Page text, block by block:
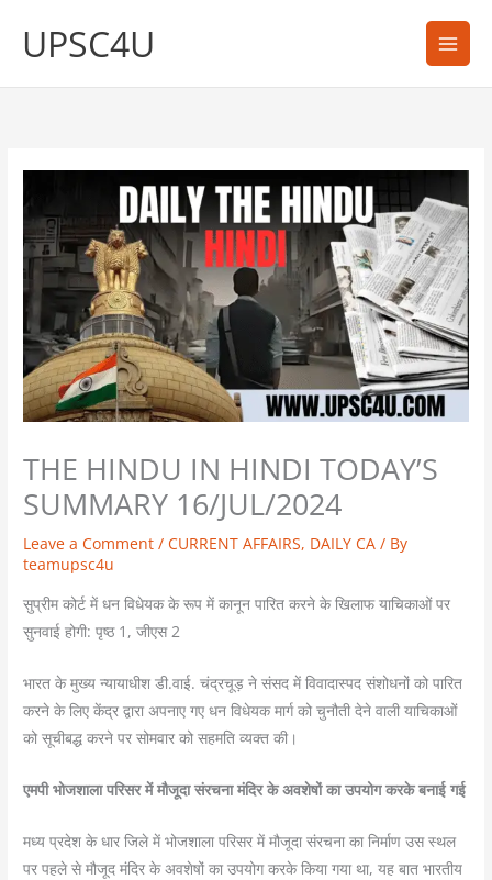
UPSC4U
THE HINDU IN HINDI TODAY’S
SUMMARY 16/JUL/2024
Leave a Comment /CURRENT AFFAIRS, DAILY CA / By
teamupsc4u
सुप्रीम कोर्ट में धन विधेयक के रूप में कानून पारित करने के खिलाफ याचिकाओं पर
सुनवाई होगी: पृष्ठ 1, जीएस 2
भारत के मुख्य न्यायाधीश डी.वाई. चंद्रचूड़ ने संसद में विवादास्पद संशोधनों को पारित
करने के लिए केंद्र द्वारा अपनाए गए धन विधेयक मार्ग को चुनौती देने वाली याचिकाओं
को सूचीबद्ध करने पर सोमवार को सहमति व्यक्त की।
एमपी भोजशाला परिसर में मौजूदा संरचना मंदिर के अवशेषों का उपयोग करके बनाई गई
मध्य प्रदेश के धार जिले में भोजशाला परिसर में मौजूदा संरचना का निर्माण उस स्थल
पर पहले से मौजूद मंदिर के अवशेषों का उपयोग करके किया गया था, यह बात भारतीय